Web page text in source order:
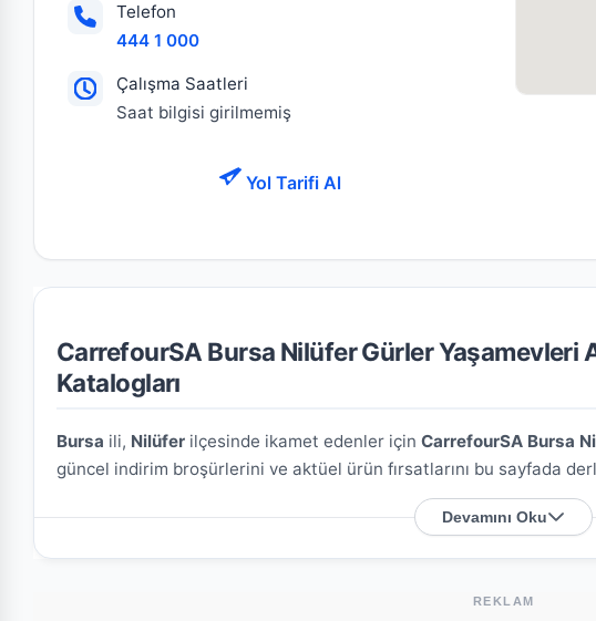
Telefon
444 1 000
Çalışma Saatleri
Saat bilgisi girilmemiş
Yol Tarifi Al
CarrefourSA Bursa Nilüfer Gürler Yaşamevleri
Katalogları
Bursa ili, Nilüfer ilçesinde ikamet edenler için CarrefourSA Bursa
güncel indirim broşürlerini ve aktüel ürün fırsatlarını bu sayfada
CarrefourSA Bursa Nilüfer Gürler Yaşamevleri Nerede?
Mağazamızın açık adresi şöyledir:Esentepe, Gürler Cd. No:16,
Devamını Oku
REKLAM